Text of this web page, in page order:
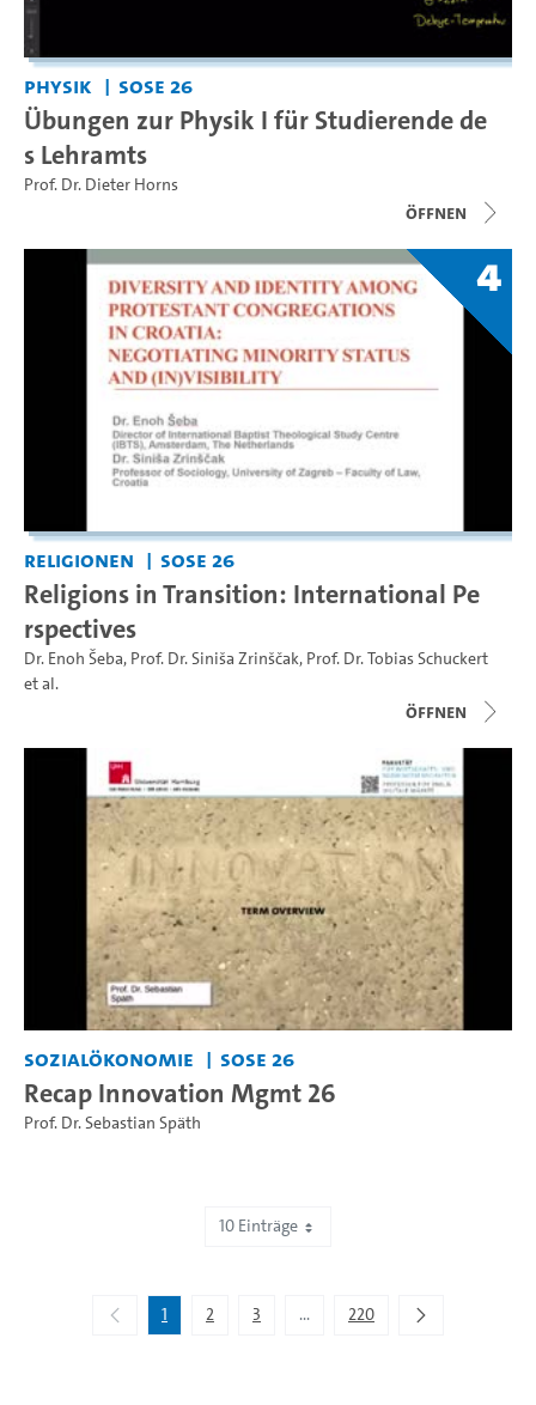
Physik SoSe 26
Übungen zur Physik I für Studierende de
s Lehramts
Prof. Dr. Dieter Horns
Öffnen
4
Religionen SoSe 26
Religions in Transition: International Pe
rspectives
Dr. Enoh Šeba, Prof. Dr. Siniša Zrinščak, Prof. Dr. Tobias Schuckert
et al.
Öffnen
Sozialökonomie SoSe 26
Recap Innovation Mgmt 26
Prof. Dr. Sebastian Späth
10 Einträge
1 2 3 ...Zwischenseiten Navigieren mit
220